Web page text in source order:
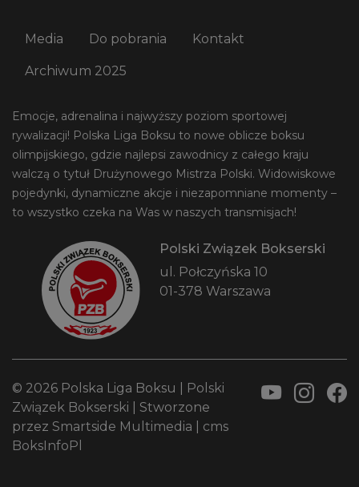
Media Do pobrania Kontakt
Archiwum 2025
Emocje, adrenalina i najwyższy poziom sportowej
rywalizacji! Polska Liga Boksu to nowe oblicze boksu
olimpijskiego, gdzie najlepsi zawodnicy z całego kraju
walczą o tytuł Drużynowego Mistrza Polski. Widowiskowe
pojedynki, dynamiczne akcje i niezapomniane momenty –
to wszystko czeka na Was w naszych transmisjach!
Polski Związek Bokserski
ul. Połczyńska 10
01-378 Warszawa
© 2026 Polska Liga Boksu |
Polski
Związek Bokserski | Stworzone
przez Smartside Multimedia
cms
BoksInfoPl